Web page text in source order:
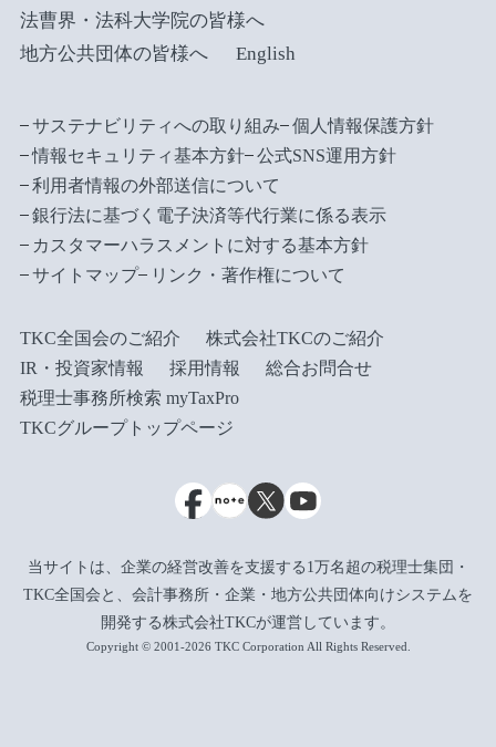
法曹界・法科大学院の皆様へ
地方公共団体の皆様へ
English
サステナビリティへの取り組み
個人情報保護方針
情報セキュリティ基本方針
公式SNS運用方針
利用者情報の外部送信について
銀行法に基づく電子決済等代行業に係る表示
カスタマーハラスメントに対する基本方針
サイトマップ
リンク・著作権について
TKC全国会のご紹介
株式会社TKCのご紹介
IR・投資家情報
採用情報
総合お問合せ
税理士事務所検索 myTaxPro
TKCグループトップページ
当サイトは、企業の経営改善を支援する1万名超の税理士集団・
TKC全国会と、会計事務所・企業・地方公共団体向けシステムを
開発する株式会社TKCが運営しています。
Copyright © 2001-2026 TKC Corporation All Rights Reserved.